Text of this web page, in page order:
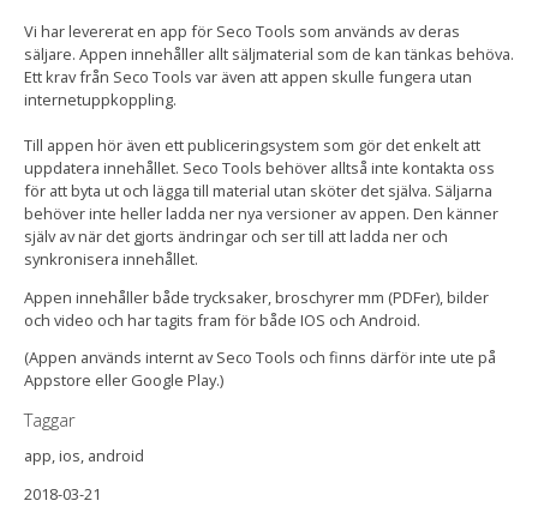
Vi har levererat en app för Seco Tools som används av deras
säljare. Appen innehåller allt säljmaterial som de kan tänkas behöva.
Ett krav från Seco Tools var även att appen skulle fungera utan
internetuppkoppling.
Till appen hör även ett publiceringsystem som gör det enkelt att
uppdatera innehållet. Seco Tools behöver alltså inte kontakta oss
för att byta ut och lägga till material utan sköter det själva. Säljarna
behöver inte heller ladda ner nya versioner av appen. Den känner
själv av när det gjorts ändringar och ser till att ladda ner och
synkronisera innehållet.
Appen innehåller både trycksaker, broschyrer mm (PDFer), bilder
och video och har tagits fram för både IOS och Android.
(Appen används internt av Seco Tools och finns därför inte ute på
Appstore eller Google Play.)
Taggar
app, ios, android
2018-03-21